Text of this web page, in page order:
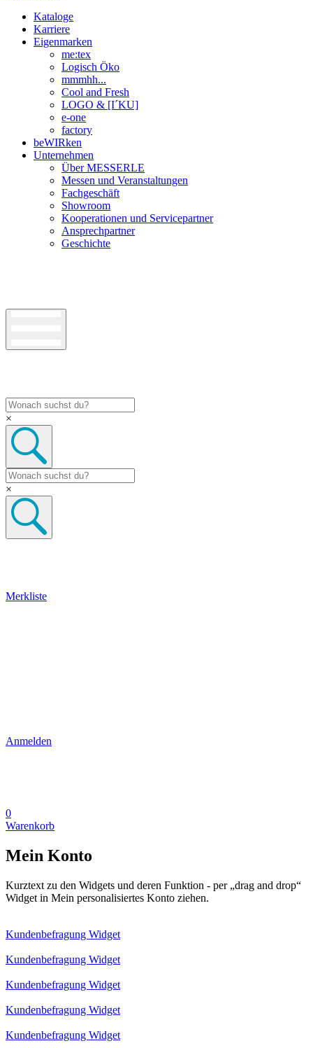
Kataloge
Karriere
Eigenmarken
me:tex
Logisch Öko
mmmhh...
Cool and Fresh
LOGO & [I´KU]
e-one
factory
beWIRken
Unternehmen
Über MESSERLE
Messen und Veranstaltungen
Fachgeschäft
Showroom
Kooperationen und Servicepartner
Ansprechpartner
Geschichte
×
×
Merkliste
Anmelden
0
Warenkorb
Mein Konto
Kurztext zu den Widgets und deren Funktion - per „drag and drop“
Widget in Mein personalisiertes Konto ziehen.
Kundenbefragung Widget
Kundenbefragung Widget
Kundenbefragung Widget
Kundenbefragung Widget
Kundenbefragung Widget